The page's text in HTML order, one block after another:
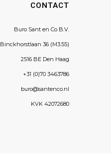
CONTACT
Buro Sant en Co B.V.
Binckhorstlaan 36 (M3.55)
2516 BE Den Haag
+31 (0)70 3463786
buro@santenco.nl
KVK 42072680